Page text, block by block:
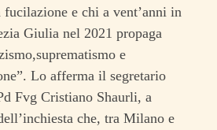
fucilazione e chi a vent’anni in
Giulia nel 2021 propaga
e
Lo afferma il segretario
Fvg Cristiano Shaurli, a
che, tra Milano e